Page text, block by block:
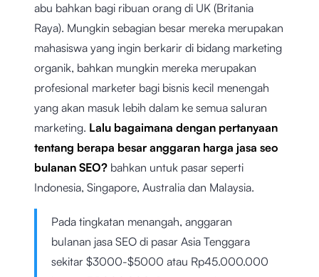
abu bahkan bagi ribuan orang di UK (Britania
Raya). Mungkin sebagian besar mereka merupakan
mahasiswa yang ingin berkarir di bidang marketing
organik, bahkan mungkin mereka merupakan
profesional marketer bagi bisnis kecil menengah
yang akan masuk lebih dalam ke semua saluran
marketing. Lalu bagaimana dengan pertanyaan
tentang berapa besar anggaran harga jasa seo
bulanan SEO? bahkan untuk pasar seperti
Indonesia, Singapore, Australia dan Malaysia.
Pada tingkatan menangah, anggaran
bulanan jasa SEO di pasar Asia Tenggara
sekitar $3000-$5000 atau Rp45.000.000